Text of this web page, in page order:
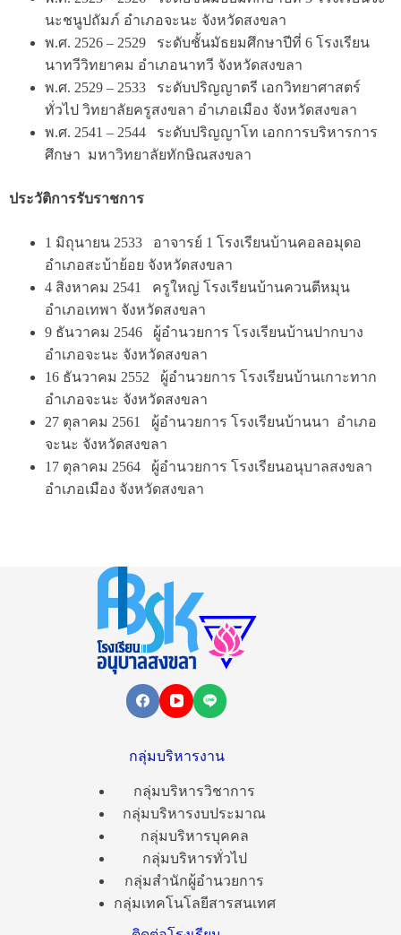
นะชนูปถัมภ์ อำเภอจะนะ จังหวัดสงขลา
พ.ศ. 2526 – 2529 ระดับชั้นมัธยมศึกษาปีที่ 6 โรงเรียน
นาทวีวิทยาคม อำเภอนาทวี จังหวัดสงขลา
พ.ศ. 2529 – 2533 ระดับปริญญาตรี เอกวิทยาศาสตร์
ทั่วไป วิทยาลัยครูสงขลา อำเภอเมือง จังหวัดสงขลา
พ.ศ. 2541 – 2544 ระดับปริญญาโท เอกการบริหารการ
ศึกษา มหาวิทยาลัยทักษิณสงขลา
ประวัติการรับราชการ
1 มิถุนายน 2533 อาจารย์ 1 โรงเรียนบ้านคอลอมุดอ
อำเภอสะบ้าย้อย จังหวัดสงขลา
4 สิงหาคม 2541 ครูใหญ่ โรงเรียนบ้านควนตีหมุน
อำเภอเทพา จังหวัดสงขลา
9 ธันวาคม 2546 ผู้อำนวยการ โรงเรียนบ้านปากบาง
อำเภอจะนะ จังหวัดสงขลา
16 ธันวาคม 2552 ผู้อำนวยการ โรงเรียนบ้านเกาะทาก
อำเภอจะนะ จังหวัดสงขลา
27 ตุลาคม 2561 ผู้อำนวยการ โรงเรียนบ้านนา อำเภอ
จะนะ จังหวัดสงขลา
17 ตุลาคม 2564 ผู้อำนวยการ โรงเรียนอนุบาลสงขลา
อำเภอเมือง จังหวัดสงขลา
กลุ่มบริหารงาน
กลุ่มบริหารวิชาการ
กลุ่มบริหารงบประมาณ
กลุ่มบริหารบุคคล
กลุ่มบริหารทั่วไป
กลุ่มสำนักผู้อำนวยการ
กลุ่มเทคโนโลยีสารสนเทศ